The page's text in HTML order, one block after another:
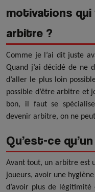
motivations
arbitre ?
Comme je l’ai dit juste
Quand j’ai décidé de ne
d’aller le plus loin
possible d’être arbitre et
bon, il faut se
devenir arbitre, on ne
Qu’est-ce
Avant tout, un arbitre est
joueurs, avoir une
d’avoir plus de